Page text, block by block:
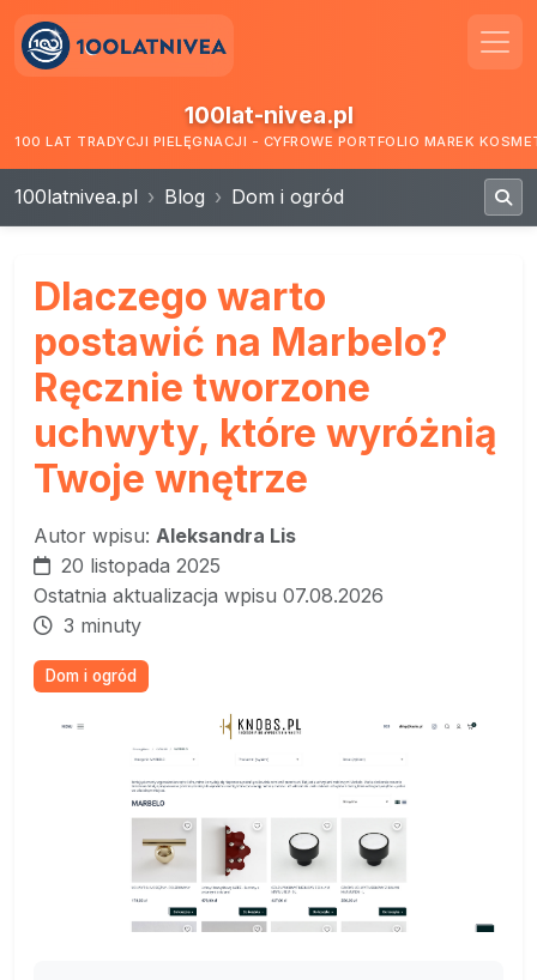
100lat-nivea.pl
100 LAT TRADYCJI PIELĘGNACJI - CYFROWE PORTFOLIO MAREK
100latnivea.pl Blog Dom i ogród
Dlaczego warto
postawić na Marbelo?
Ręcznie tworzone
uchwyty, które wyróżnią
Twoje wnętrze
Autor wpisu: Aleksandra Lis
20 listopada 2025
Ostatnia aktualizacja wpisu 07.08.2026
3 minuty
Dom i ogród